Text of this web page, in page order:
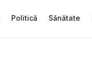
Politică Sănătate